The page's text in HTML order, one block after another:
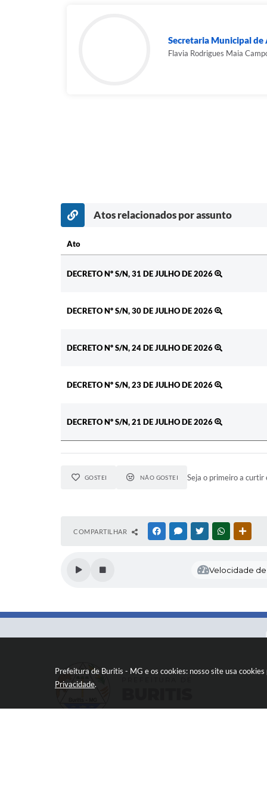
Prefeitura de Buritis - MG e os cookies: nosso site usa
Privacidade.
Secretaria Municipal de
Flavia Rodrigues Maia
Atos relacionados por assunto
Ato
DECRETO Nº S/N, 31 DE JULHO DE 2026
DECRETO Nº S/N, 30 DE JULHO DE 2026
DECRETO Nº S/N, 24 DE JULHO DE 2026
DECRETO Nº S/N, 23 DE JULHO DE 2026
DECRETO Nº S/N, 21 DE JULHO DE 2026
GOSTEI NÃO GOSTEI Seja o primeiro a curtir
COMPARTILHAR FACEBOOKMESSENGER
TWITTERWHATSAPP
Velocidade de